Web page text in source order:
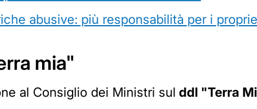
abusive: più responsabilità per i
mia"
al Consiglio dei Ministri sul ddl "Terra